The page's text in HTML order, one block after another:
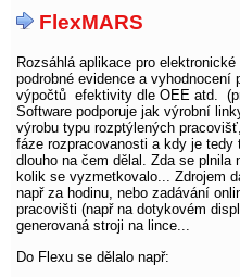
FlexMARS
Rozsáhlá aplikace pro
podrobné evidence a
výpočtů efektivity dle OEE atd.
Software podporuje jak výrobní
výrobu typu rozptýlených
fáze rozpracovanosti a kdy je
dlouho na čem dělal. Zda se plnila
kolik se vyzmetkovalo... Zdrojem
např za hodinu, nebo zadávání
pracovišti (např na dotykovém
generovaná stroji na lince...
Do Flexu se dělalo např: